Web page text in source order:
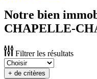
Notre bien
CHAPELLE-
Filtrer les résultats
+ de critères